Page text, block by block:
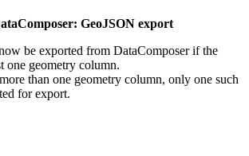
GeoJSON export
be exported from DataComposer if the
one geometry column.
than one geometry column, only one such
for export.